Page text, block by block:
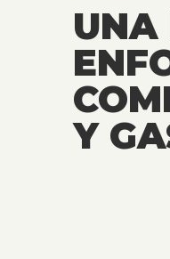
UNA
Y